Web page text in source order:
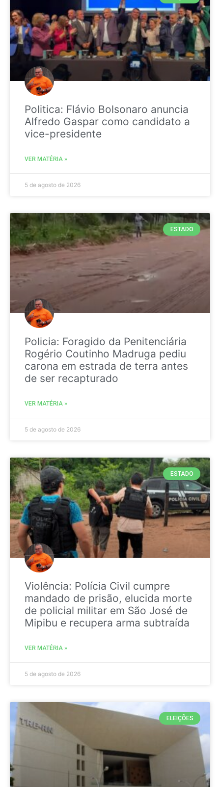
Politica: Flávio Bolsonaro anuncia
Alfredo Gaspar como candidato a
vice-presidente
VER MATÉRIA »
5 de agosto de 2026
ESTADO
Policia: Foragido da Penitenciária
Rogério Coutinho Madruga pediu
carona em estrada de terra antes
de ser recapturado
VER MATÉRIA »
5 de agosto de 2026
ESTADO
Violência: Polícia Civil cumpre
mandado de prisão, elucida morte
de policial militar em São José de
Mipibu e recupera arma subtraída
VER MATÉRIA »
5 de agosto de 2026
ELEIÇÕES